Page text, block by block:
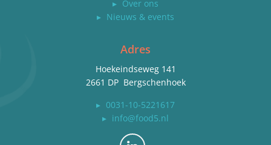
▸ Over ons
▸ Nieuws & events
Adres
Hoekeindseweg 141
2661 DP Bergschenhoek
▸ 0031-10-5221617
▸ info@food5.nl
Bekijk ons op LinkedIn